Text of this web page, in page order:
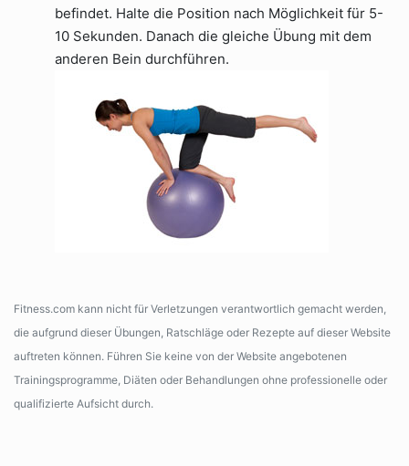
befindet. Halte die Position nach Möglichkeit für 5-
10 Sekunden. Danach die gleiche Übung mit dem
anderen Bein durchführen.
Fitness.com kann nicht für Verletzungen verantwortlich gemacht werden,
die aufgrund dieser Übungen, Ratschläge oder Rezepte auf dieser Website
auftreten können. Führen Sie keine von der Website angebotenen
Trainingsprogramme, Diäten oder Behandlungen ohne professionelle oder
qualifizierte Aufsicht durch.